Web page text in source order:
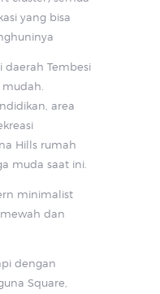
yang bisa
daerah Tembesi
area
Hills rumah
muda saat ini.
minimalist
dan
dengan
Square,